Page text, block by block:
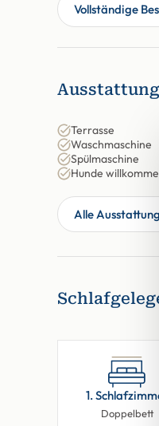
Vollständige
Ausstattung
Terrasse
Waschmaschine
Spülmaschine
Hunde
Alle
1.
Doppelbett